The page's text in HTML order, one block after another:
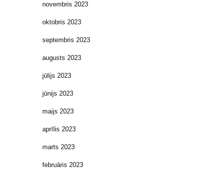
novembris 2023
oktobris 2023
septembris 2023
augusts 2023
jūlijs 2023
jūnijs 2023
maijs 2023
aprīlis 2023
marts 2023
februāris 2023